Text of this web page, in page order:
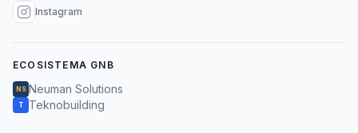
Instagram
ECOSISTEMA GNB
NS Neuman Solutions
T Teknobuilding